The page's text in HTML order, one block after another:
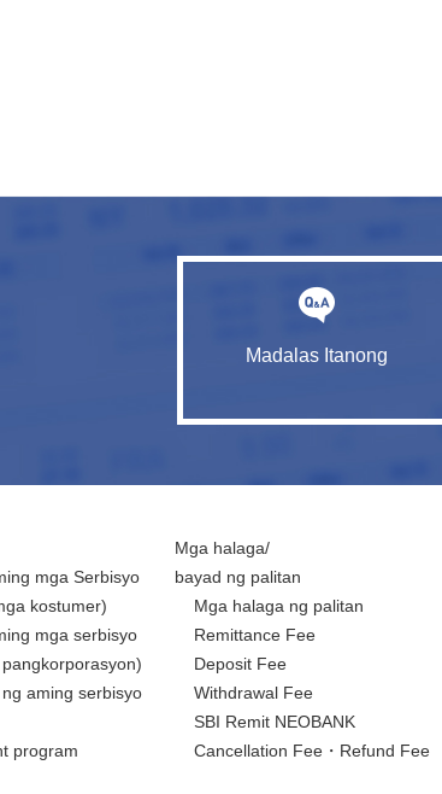
Madalas Itanong
mga Serbisyo
kostumer)
mga serbisyo
aming serbisyo
program
Mga halaga/
bayad ng palitan
Mga halaga ng palitan
Remittance Fee
Deposit Fee
Withdrawal Fee
SBI Remit NEOBANK
Cancellation Fee・Refund Fee